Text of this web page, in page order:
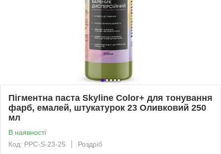
Пігментна паста Skyline Color+ для тонування
фарб, емалей, штукатурок 23 Оливковий 250
мл
В наявності
Код: PPC-S-23-25
Роздріб